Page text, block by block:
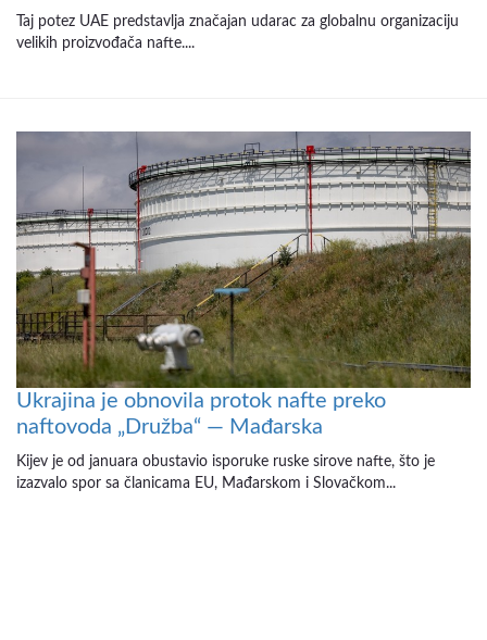
Taj potez UAE predstavlja značajan udarac za globalnu organizaciju
velikih proizvođača nafte....
Ukrajina je obnovila protok nafte preko
naftovoda „Družba“ — Mađarska
Kijev je od januara obustavio isporuke ruske sirove nafte, što je
izazvalo spor sa članicama EU, Mađarskom i Slovačkom...